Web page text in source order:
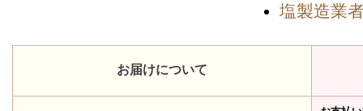
塩製造業
お届けについて